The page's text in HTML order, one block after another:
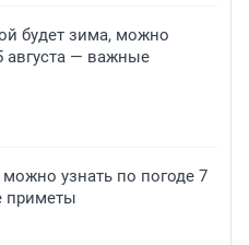
будет зима, можно
августа — важные
узнать по погоде 7
приметы